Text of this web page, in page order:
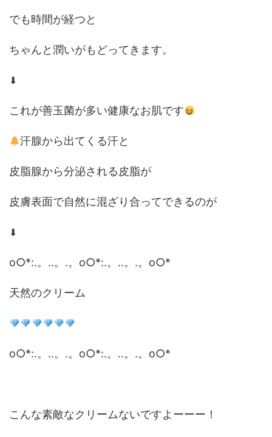
でも時間が経つと
ちゃんと潤いがもどってきます。
⬇
これが善玉菌が多い健康なお肌です
汗腺から出てくる汗と
皮脂腺から分泌される皮脂が
皮膚表面で自然に混ざり合ってできるのが
⬇
o○*:.。..。.。o○*:.。..。.。o○*
天然のクリーム
o○*:.。..。.。o○*:.。..。.。o○*
こんな素敵なクリームないですよーーー！